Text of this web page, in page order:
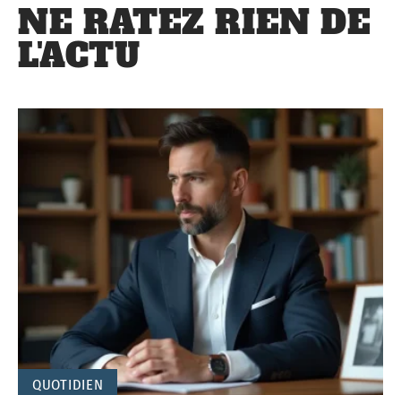
NE RATEZ RIEN DE
L'ACTU
QUOTIDIEN